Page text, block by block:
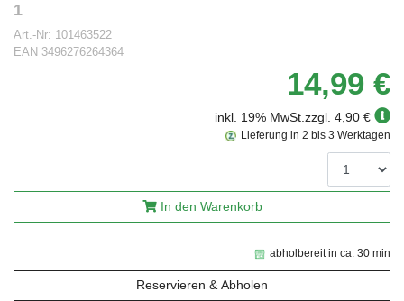
1
Art.-Nr: 101463522
EAN 3496276264364
14,99 €
inkl. 19% MwSt.zzgl. 4,90 €
abholbereit in ca. 30 min
Reservieren & Abholen
Lieferung in 2 bis 3 Werktagen
In den Warenkorb